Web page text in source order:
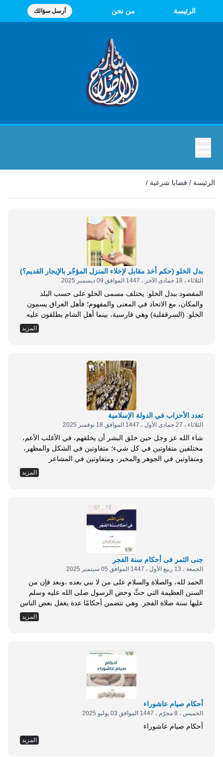
الرئيسة من نحن أرسل سؤالك
قضايا شرعية
الرئيسة / قضايا شرعية /
بدل الخلو (حكم أخذ مقابل لإخلاء المنزل المؤجّر بالإيجار القديم؟)
الثلاثاء ، 18 جمادى الآخر ، 1447 الموافق 09 ديسمبر 2025
المقصود ببدل الخلو: يختلف مسمى الخلو على حسب البلد
والمكان، مع الاتحاد في المعنى والمفهوم؛ فأهل العراق يسمون
الخلو: (السرقفلية) وهي فارسية، بينما أهل الشام يطلقون عليه
اسم: (الفروغ أو الفروغية)، وفي المغرب يسمونه: (الجلسة)،
وعند أهل مصر يسمى الخلو بـ: (المفتاح أو الزينة) وقد عرَفه
المزيد
تعدد الأحزاب في الدولة الإسلامية
الثلاثاء ، 27 جمادى الأول ، 1447 الموافق 18 نوفمبر 2025
شاء الله عز وجل حين خلق البشر أن يخلقهم، في الأغلب الأعم،
مختلفين متفاوتين في كل شيء؛ متفاوتين في الشكل والمظهر،
ومتفاوتين في الجوهر والمخبر، ومتفاوتين في المشاعر
والأحاسيس، ومتفاوتين في العقول والأفهام، ومتفاوتين في
التوجهات والأفكار، ومتفاوتين في الميول والرغبات...، حتى لقد
المزيد
جنى الثمر فى أحكام سنة الفجر
الجمعة ، 13 ربيع الأول ، 1447 الموافق 05 سبتمبر 2025
الحمد لله، والصلاة والسلام على من لا نبي بعده ،وبعد فإن من
السنن العظيمة التي حثَّ وحض الرسول صلى الله عليه وسلم
عليها سنة صلاة الفجر. وهي تتضمن أحكامًا عدة يغفل بعض الناس
عنها ويجهلها الكثير، وقد جمعتُ هنا عددًا من مسائلها، وذكر بعض
الأدلة والأقوال المختصرة لتسهل قراءتها، و لا يملها الملول فى
المزيد
أحكام صيام عاشوراء
الخميس ، 8 محرّم ، 1447 الموافق 03 يوليو 2025
أحكام صيام عاشوراء
المزيد